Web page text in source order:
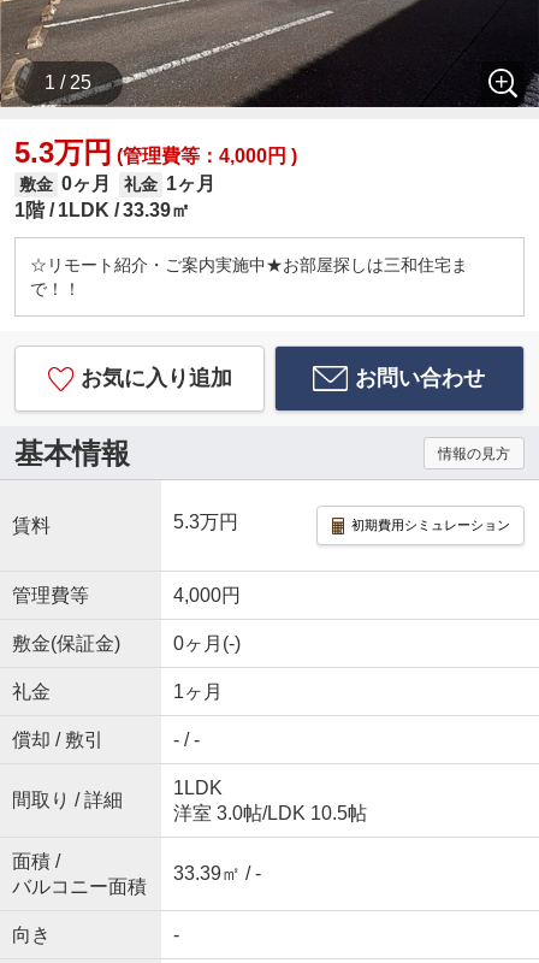
1 / 25
5.3万円 (管理費等：4,000円 )
敷金 0ヶ月 礼金 1ヶ月
1階
1LDK 33.39㎡
☆リモート紹介・ご案内実施中★お部屋探しは三和住宅ま
で！！
お気に入り追加 お問い合わせ
基本情報 情報の見方
賃料 5.3万円 初期費用シミュレーション
管理費等 4,000円
敷金(保証金) 0ヶ月(-)
礼金 1ヶ月
償却 / 敷引 - / -
間取り / 詳細
1LDK
洋室 3.0帖/LDK 10.5帖
面積 /
バルコニー面積
33.39㎡ / -
向き -